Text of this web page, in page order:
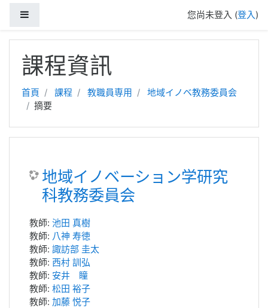
您尚未登入 (登入)
課程資訊
首頁 課程 教職員専用
地域イノベ教務委員会
摘要
地域イノベーション学研究
科教務委員会
教師: 池田 真樹
教師: 八神 寿徳
教師: 諏訪部 圭太
教師: 西村 訓弘
教師: 安井 瞳
教師: 松田 裕子
教師: 加藤 悦子